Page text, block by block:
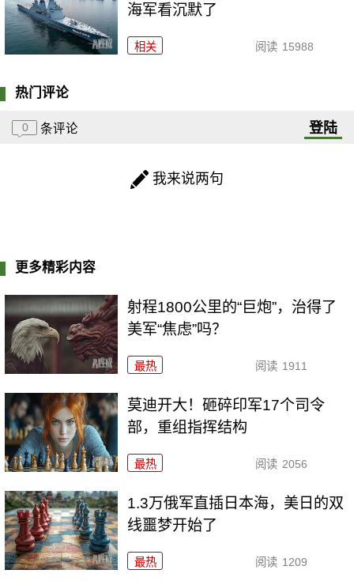
海军看沉默了
相关 阅读 15988
热门评论
0 条评论 登陆
我来说两句
更多精彩内容
射程1800公里的“巨炮”，治得了
美军“焦虑”吗？
最热 阅读 1911
莫迪开大！砸碎印军17个司令
部，重组指挥结构
最热 阅读 2056
1.3万俄军直插日本海，美日的双
线噩梦开始了
最热 阅读 1209